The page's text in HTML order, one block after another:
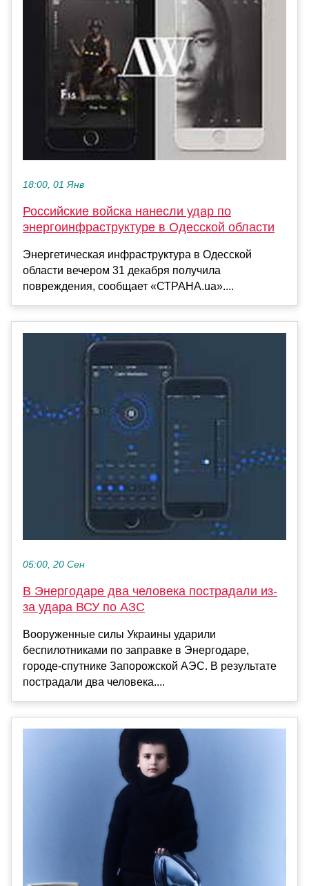
18:00, 01 Янв
Российские войска нанесли удар по
энергоинфраструктуре в Одесской области
Энергетическая инфраструктура в Одесской
области вечером 31 декабря получила
повреждения, сообщает «СТРАНА.ua»....
05:00, 20 Сен
В Энергодаре два человека пострадали из-
за удара ВСУ по АЗС
Вооруженные силы Украины ударили
беспилотниками по заправке в Энергодаре,
городе-спутнике Запорожской АЭС. В результате
пострадали два человека....